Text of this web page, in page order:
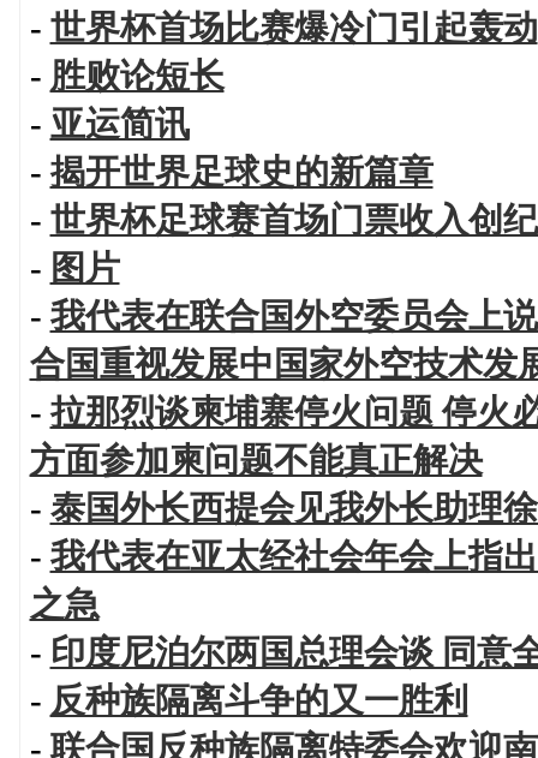
- 世界杯首场比赛爆冷门引起轰动
- 胜败论短长
- 亚运简讯
-揭开世界足球史的新篇章
- 世界杯足球赛首场门票收入创
- 图片
- 我代表在联合国外空委员会上
合国重视发展中国家外空技术发
-拉那烈谈柬埔寨停火问题 停火
方面参加柬问题不能真正解决
- 泰国外长西提会见我外长助理
- 我代表在亚太经社会年会上指
之急
- 印度尼泊尔两国总理会谈 同意
- 反种族隔离斗争的又一胜利
-联合国反种族隔离特委会欢迎